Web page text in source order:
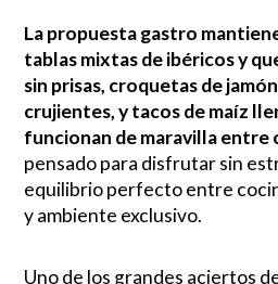
La propuesta gastro
tablas mixtas de ibéricos y
sin prisas, croquetas de
crujientes, y tacos de maíz
funcionan de maravilla entre
pensado para disfrutar sin
equilibrio perfecto entre
y ambiente exclusivo.
Uno de los grandes aciertos